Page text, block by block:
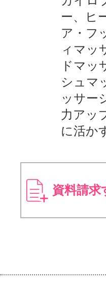
ー、ヒ
ア・フ
ィマッ
ドマッ
シュマ
ッサー
力アッ
に活か
資料請求